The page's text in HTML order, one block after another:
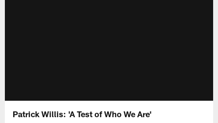
Patrick Willis: 'A Test of Who We Are'